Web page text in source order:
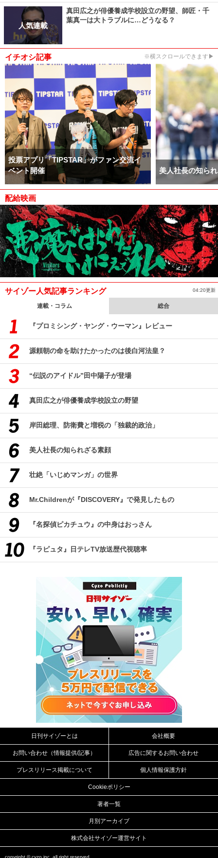
人気連載
真田広之が俳優養成学校設立の野望、師匠・千
葉真一は大トラブルに…どうなる？
イチオシ記事 ※横スクロールできます▶
投票アプリ「TIPSTAR」がファン交流イ
ベント開催
美人社長の知ら
配給映画
サイゾー人気記事ランキング 04:20更新
連載・コラム 総合
『プロミシング・ヤング・ウーマン』レビュー
源頼朝の命を助けたかったのは後白河法皇？
“伝説のアイドル”田中陽子が登場
真田広之が俳優養成学校設立の野望
岸田総理、防衛費と増税の「独裁的政治」
美人社長の知られざる素顔
壮絶「いじめマンガ」の世界
Mr.Childrenが『DISCOVERY』で発見したもの
『名探偵ピカチュウ』の中身はおっさん
『ラピュタ』日テレTV放送歴代視聴率
日刊サイゾーとは 会社概要
お問い合わせ（情報提供/記事） 広告に関するお問い合わせ
プレスリリース掲載について 個人情報保護方針
Cookieポリシー
著者一覧
月別アーカイブ
株式会社サイゾー運営サイト
copyright ©cyzo inc. all right reserved.